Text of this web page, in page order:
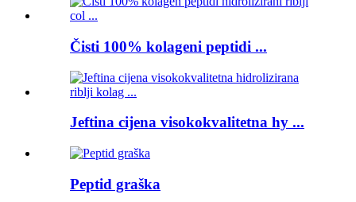
Čisti 100% kolageni peptidi ...
Jeftina cijena visokokvalitetna hy ...
Peptid graška